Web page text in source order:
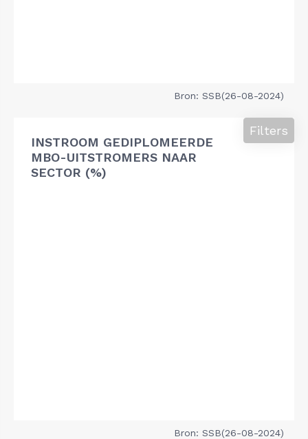
Bron: SSB(26-08-2024)
INSTROOM GEDIPLOMEERDE
MBO-UITSTROMERS NAAR
SECTOR (%)
Filters
Bron: SSB(26-08-2024)